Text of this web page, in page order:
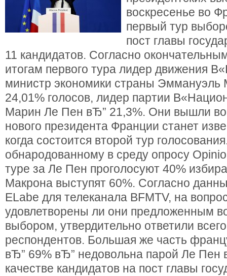
воскресенье во
первый тур
пост главы
11 кандидатов. Согласно
итогам первого тура лидер движения
министр экономики страны Эммануэль
24,01% голосов, лидер партии
Марин Ле Пен вЂ” 21,3%. Они вышли
нового президента Франции станет
когда состоится второй тур
обнародованному в среду опросу
туре за Ле Пен проголосуют 40%
Макрона выступят 60%. Согласно
ELabe для телеканала BFMTV, на
удовлетворены ли они предложенным
выбором, утвердительно ответили
респондентов. Большая же часть
вЂ” 69% вЂ” недовольна парой Ле Пен
качестве кандидатов на пост главы